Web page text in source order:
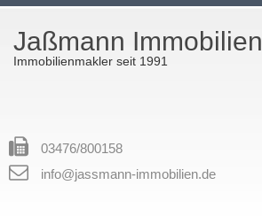
Jaßmann Immobilien
Immobilienmakler seit 1991
03476/800158
info@jassmann-immobilien.de